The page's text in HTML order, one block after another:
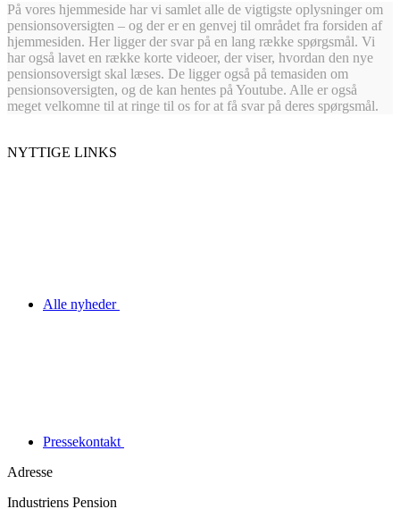
På vores hjemmeside har vi samlet alle de vigtigste oplysninger om
pensionsoversigten – og der er en genvej til området fra forsiden af
hjemmesiden. Her ligger der svar på en lang række spørgsmål. Vi
har også lavet en række korte videoer, der viser, hvordan den nye
pensionsoversigt skal læses. De ligger også på temasiden om
pensionsoversigten, og de kan hentes på Youtube. Alle er også
meget velkomne til at ringe til os for at få svar på deres spørgsmål.
NYTTIGE LINKS
Alle nyheder
Pressekontakt
Adresse
Industriens Pension